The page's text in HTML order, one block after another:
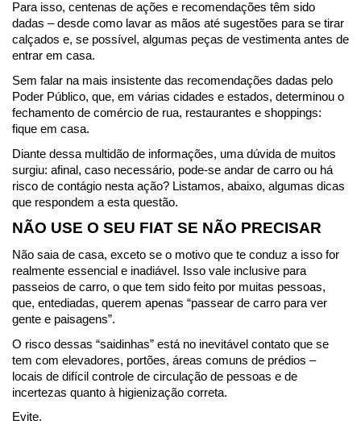
Para isso, centenas de ações e recomendações têm sido
dadas – desde como lavar as mãos até sugestões para se tirar
calçados e, se possível, algumas peças de vestimenta antes de
entrar em casa.
Sem falar na mais insistente das recomendações dadas pelo
Poder Público, que, em várias cidades e estados, determinou o
fechamento de comércio de rua, restaurantes e shoppings:
fique em casa.
Diante dessa multidão de informações, uma dúvida de muitos
surgiu: afinal, caso necessário, pode-se andar de carro ou há
risco de contágio nesta ação? Listamos, abaixo, algumas dicas
que respondem a esta questão.
NÃO USE O SEU FIAT SE NÃO PRECISAR
Não saia de casa, exceto se o motivo que te conduz a isso for
realmente essencial e inadiável. Isso vale inclusive para
passeios de carro, o que tem sido feito por muitas pessoas,
que, entediadas, querem apenas “passear de carro para ver
gente e paisagens”.
O risco dessas “saidinhas” está no inevitável contato que se
tem com elevadores, portões, áreas comuns de prédios –
locais de difícil controle de circulação de pessoas e de
incertezas quanto à higienização correta.
Evite.